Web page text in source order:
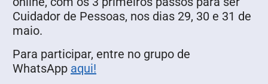
Cuidador de Pessoas, nos dias 29, 30 e 31 de
maio.
Para participar, entre no grupo de
WhatsApp aqui!